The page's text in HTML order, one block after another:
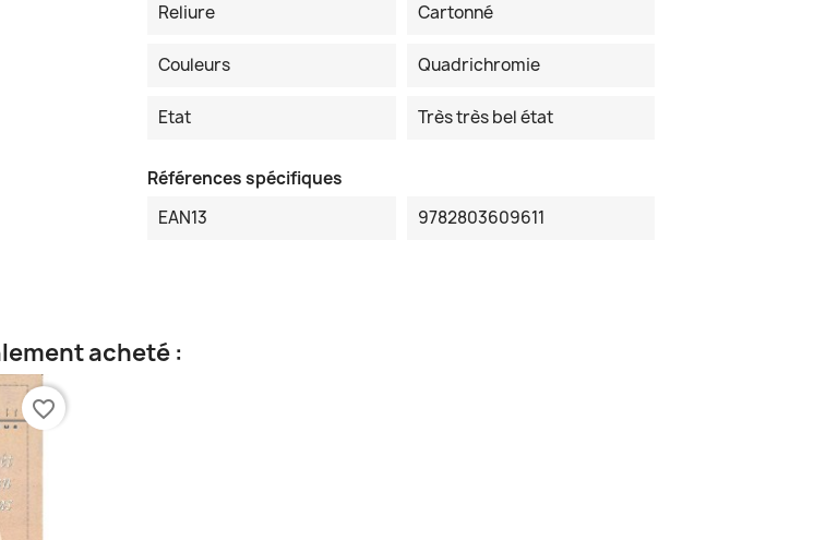
Reliure Cartonné
Couleurs Quadrichromie
Etat Très très bel état
Références spécifiques
EAN13
9782803609611
acheté :
favorite_border